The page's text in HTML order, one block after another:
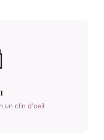
un clin d'oeil